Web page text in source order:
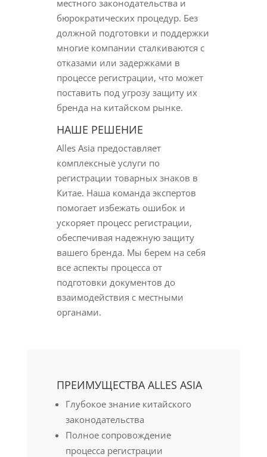
местного законодательства и
бюрократических процедур. Без
должной подготовки и поддержки
многие компании сталкиваются с
отказами или задержками в
процессе регистрации, что может
поставить под угрозу защиту их
бренда на китайском рынке.
НАШЕ РЕШЕНИЕ
Alles Asia предоставляет
комплексные услуги по
регистрации товарных знаков в
Китае. Наша команда экспертов
помогает избежать ошибок и
ускоряет процесс регистрации,
обеспечивая надежную защиту
вашего бренда. Мы берем на себя
все аспекты процесса от
подготовки документов до
взаимодействия с местными
органами.
ПРЕИМУЩЕСТВА ALLES ASIA
Глубокое знание китайского
законодательства
Полное сопровождение
процесса регистрации